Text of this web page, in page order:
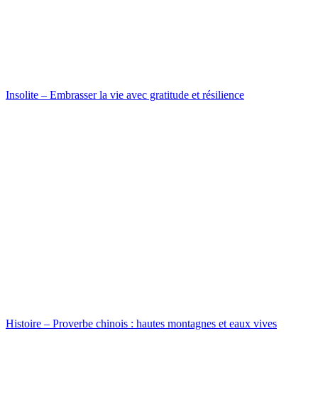
Insolite – Embrasser la vie avec gratitude et résilience
Histoire – Proverbe chinois : hautes montagnes et eaux vives